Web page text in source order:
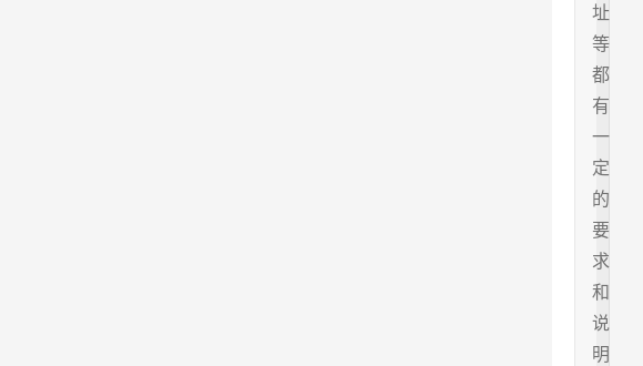
址
等
都
有
一
定
的
要
求
和
说
明